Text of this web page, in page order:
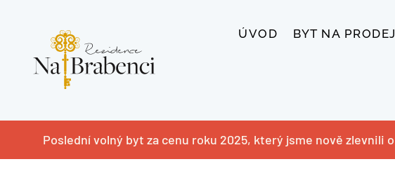
ÚVOD BYT NA PRODEJ
Poslední volný byt za cenu roku 2025, který jsme nově zlevnili